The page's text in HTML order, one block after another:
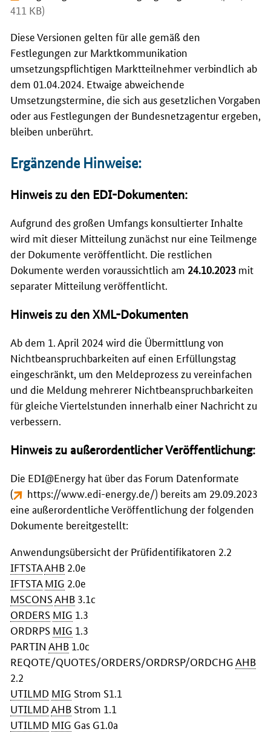
411 KB)
Diese Versionen gelten für alle gemäß den
Festlegungen zur Marktkommunikation
umsetzungspflichtigen Marktteilnehmer verbindlich ab
dem 01.04.2024. Etwaige abweichende
Umsetzungstermine, die sich aus gesetzlichen Vorgaben
oder aus Festlegungen der Bundesnetzagentur ergeben,
bleiben unberührt.
Ergänzende Hinweise:
Hinweis zu den EDI-Dokumenten:
Aufgrund des großen Umfangs konsultierter Inhalte
wird mit dieser Mitteilung zunächst nur eine Teilmenge
der Dokumente veröffentlicht. Die restlichen
Dokumente werden voraussichtlich am 24.10.2023 mit
separater Mitteilung veröffentlicht.
Hinweis zu den XML-Dokumenten
Ab dem 1. April 2024 wird die Übermittlung von
Nichtbeanspruchbarkeiten auf einen Erfüllungstag
eingeschränkt, um den Meldeprozess zu vereinfachen
und die Meldung mehrerer Nichtbeanspruchbarkeiten
für gleiche Viertelstunden innerhalb einer Nachricht zu
verbessern.
Hinweis zu außerordentlicher Veröffentlichung:
Die EDI@Energy hat über das Forum Datenformate
(
https://www.edi-energy.de/) bereits am 29.09.2023
eine außerordentliche Veröffentlichung der folgenden
Dokumente bereitgestellt:
Anwendungsübersicht der Prüfidentifikatoren 2.2
IFTSTAAHB 2.0e
IFTSTA MIG 2.0e
MSCONSAHB 3.1c
ORDERS MIG 1.3
ORDRPS MIG 1.3
PARTIN AHB 1.0c
REQOTE/QUOTES/ORDERS/ORDRSP/ORDCHGAHB
2.2
UTILMD MIG Strom S1.1
UTILMDAHB Strom 1.1
UTILMD MIG Gas G1.0a